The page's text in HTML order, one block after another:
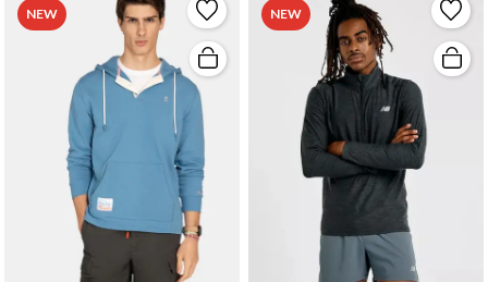
NEW NEW